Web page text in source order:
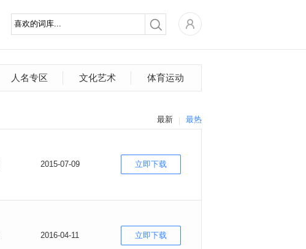
人名专区 文化艺术 体育运动
最热
最新
2015-07-09 立即下载
2016-04-11 立即下载